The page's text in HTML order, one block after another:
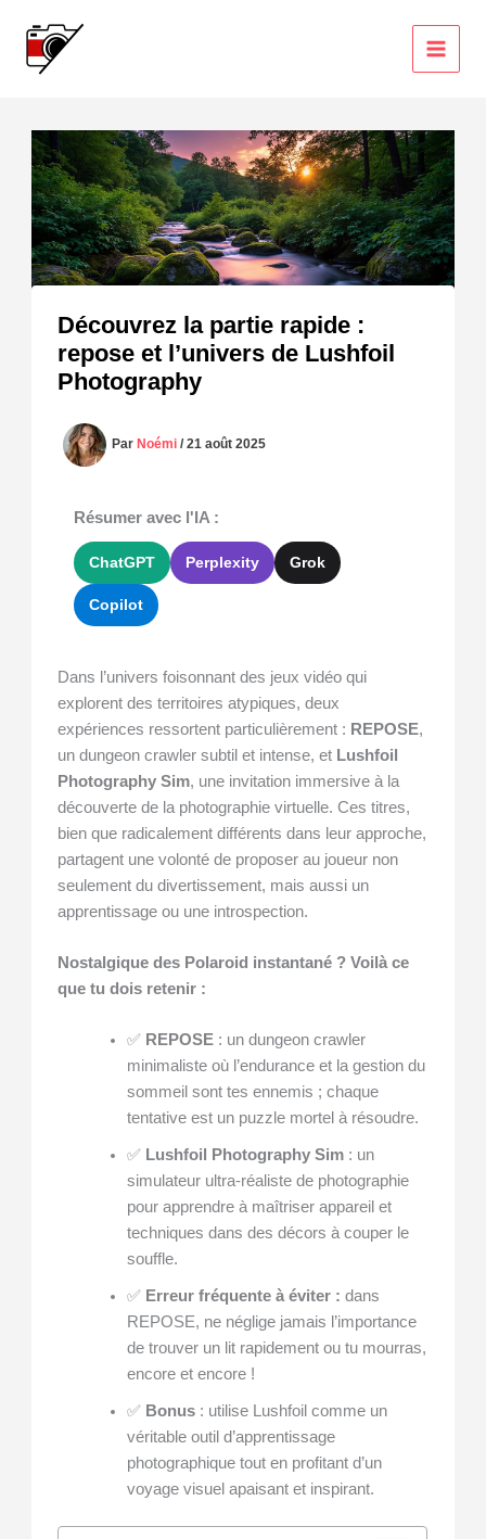
contenu
Découvrez la partie rapide :
repose et l’univers de Lushfoil
Photography
ParNoémi/21 août 2025
Résumer avec l'IA :
ChatGPT Perplexity Grok
Copilot
Dans l’univers foisonnant des jeux vidéo qui
explorent des territoires atypiques, deux
expériences ressortent particulièrement : REPOSE,
un dungeon crawler subtil et intense, et Lushfoil
Photography Sim, une invitation immersive à la
découverte de la photographie virtuelle. Ces titres,
bien que radicalement différents dans leur approche,
partagent une volonté de proposer au joueur non
seulement du divertissement, mais aussi un
apprentissage ou une introspection.
Nostalgique des Polaroid instantané ? Voilà ce
que tu dois retenir :
✅ REPOSE: un dungeon crawler
minimaliste où l’endurance et la gestion du
sommeil sont tes ennemis ; chaque
tentative est un puzzle mortel à résoudre.
✅ Lushfoil Photography Sim: un
simulateur ultra-réaliste de photographie
pour apprendre à maîtriser appareil et
techniques dans des décors à couper le
souffle.
✅ Erreur fréquente à éviter : dans
REPOSE, ne néglige jamais l’importance
de trouver un lit rapidement ou tu mourras,
encore et encore !
✅ Bonus: utilise Lushfoil comme un
véritable outil d’apprentissage
photographique tout en profitant d’un
voyage visuel apaisant et inspirant.